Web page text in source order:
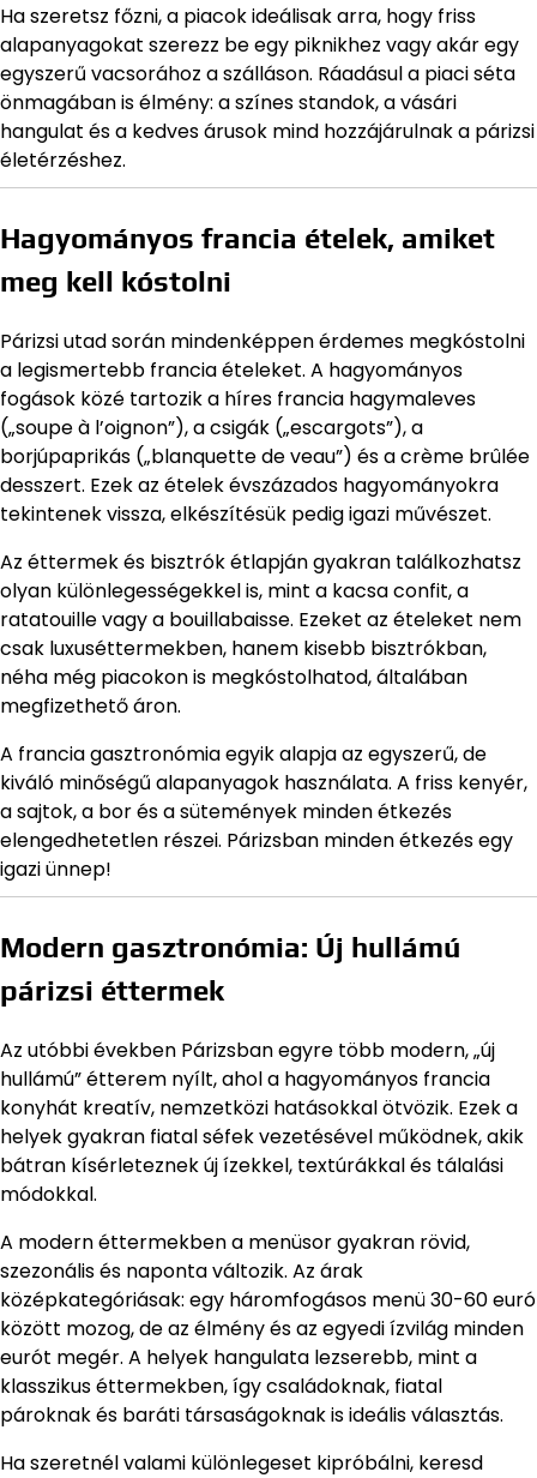
Ha szeretsz főzni, a piacok ideálisak arra, hogy friss
alapanyagokat szerezz be egy piknikhez vagy akár egy
egyszerű vacsorához a szálláson. Ráadásul a piaci séta
önmagában is élmény: a színes standok, a vásári
hangulat és a kedves árusok mind hozzájárulnak a párizsi
életérzéshez.
Hagyományos francia ételek, amiket
meg kell kóstolni
Párizsi utad során mindenképpen érdemes megkóstolni
a legismertebb francia ételeket. A hagyományos
fogások közé tartozik a híres francia hagymaleves
(„soupe à l’oignon”), a csigák („escargots”), a
borjúpaprikás („blanquette de veau”) és a crème brûlée
desszert. Ezek az ételek évszázados hagyományokra
tekintenek vissza, elkészítésük pedig igazi művészet.
Az éttermek és bisztrók étlapján gyakran találkozhatsz
olyan különlegességekkel is, mint a kacsa confit, a
ratatouille vagy a bouillabaisse. Ezeket az ételeket nem
csak luxuséttermekben, hanem kisebb bisztrókban,
néha még piacokon is megkóstolhatod, általában
megfizethető áron.
A francia gasztronómia egyik alapja az egyszerű, de
kiváló minőségű alapanyagok használata. A friss kenyér,
a sajtok, a bor és a sütemények minden étkezés
elengedhetetlen részei. Párizsban minden étkezés egy
igazi ünnep!
Modern gasztronómia: Új hullámú
párizsi éttermek
Az utóbbi években Párizsban egyre több modern, „új
hullámú” étterem nyílt, ahol a hagyományos francia
konyhát kreatív, nemzetközi hatásokkal ötvözik. Ezek a
helyek gyakran fiatal séfek vezetésével működnek, akik
bátran kísérleteznek új ízekkel, textúrákkal és tálalási
módokkal.
A modern éttermekben a menüsor gyakran rövid,
szezonális és naponta változik. Az árak
középkategóriásak: egy háromfogásos menü 30-60 euró
között mozog, de az élmény és az egyedi ízvilág minden
eurót megér. A helyek hangulata lezserebb, mint a
klasszikus éttermekben, így családoknak, fiatal
pároknak és baráti társaságoknak is ideális választás.
Ha szeretnél valami különlegeset kipróbálni, keresd